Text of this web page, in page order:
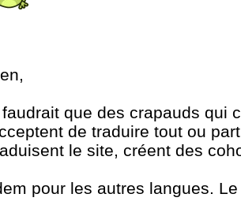
faudrait que des crapauds qui
de traduire tout ou
le site, créent des
pour les autres langues.